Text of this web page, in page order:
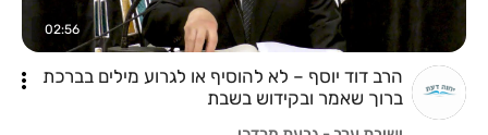
02:56
הרב דוד יוסף – לא להוסיף או לגרוע מילים בברכת
ברוך שאמר ובקידוש בשבת